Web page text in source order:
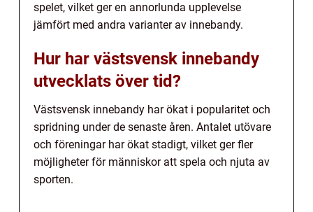
spelet, vilket ger en annorlunda upplevelse
jämfört med andra varianter av innebandy.
Hur har västsvensk innebandy
utvecklats över tid?
Västsvensk innebandy har ökat i popularitet och
spridning under de senaste åren. Antalet utövare
och föreningar har ökat stadigt, vilket ger fler
möjligheter för människor att spela och njuta av
sporten.